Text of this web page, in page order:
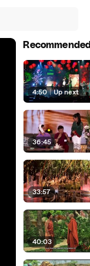
Recommended
4:50 | Up next
36:45
33:57
40:03